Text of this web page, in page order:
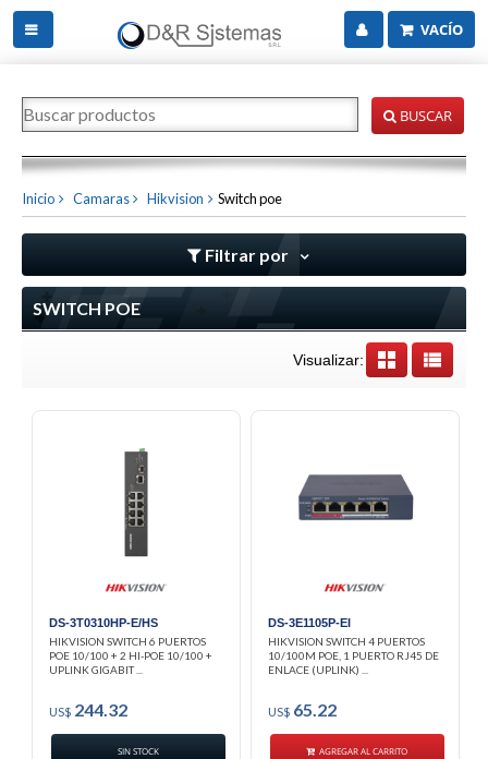
VACÍO
BUSCAR
Inicio Camaras Hikvision Switch poe
Filtrar por
SWITCH POE
Visualizar:
DS-3T0310HP-E/HS
HIKVISION SWITCH 6 PUERTOS
POE 10/100 + 2 HI-POE 10/100 +
UPLINK GIGABIT ...
US$ 244.32
SIN STOCK
DS-3E1105P-EI
HIKVISION SWITCH 4 PUERTOS
10/100M POE, 1 PUERTO RJ45 DE
ENLACE (UPLINK) ...
US$65.22
AGREGAR AL CARRITO